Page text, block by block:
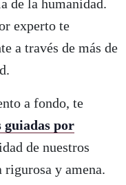
de la humanidad.
experto te
a través de más de
a fondo, te
guiadas por
de nuestros
rigurosa y amena.